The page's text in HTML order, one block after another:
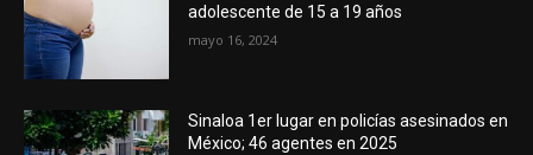
adolescente de 15 a 19 años
mayo 16, 2024
Sinaloa 1er lugar en policías asesinados en
México; 46 agentes en 2025